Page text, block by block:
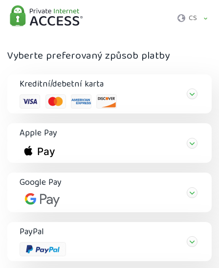
CS
Vyberte preferovaný způsob platby
Kreditní/debetní karta
Apple Pay
Google Pay
PayPal